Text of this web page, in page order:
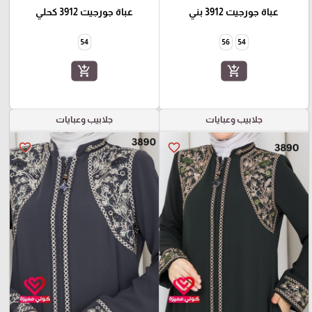
عباة جورجيت 3912 بني
54
56
add_shopping_cart
عباة جورجيت 3912 كحلي
54
add_shopping_cart
جلابيب وعبايات
favorite_border
جلابيب وعبايات
favorite_border